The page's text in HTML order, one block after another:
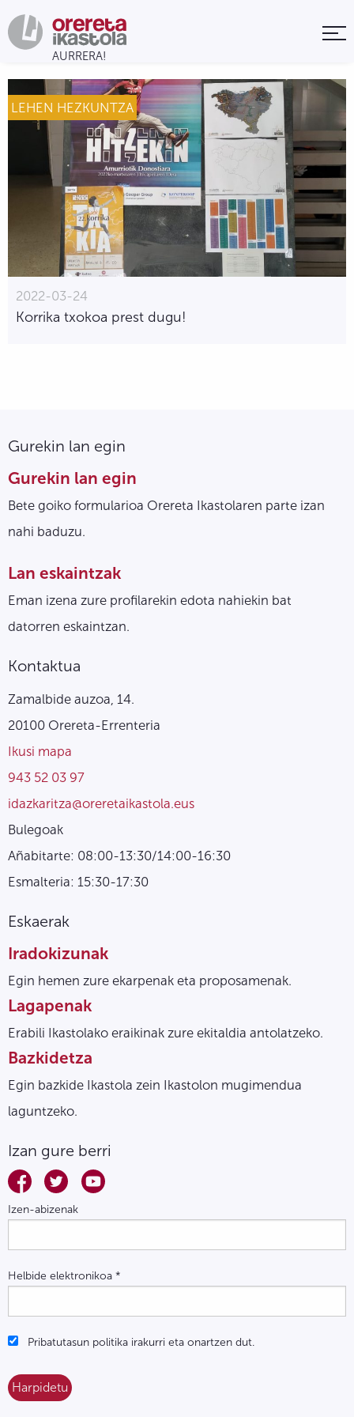
LEHEN HEZKUNTZA
2022-03-24
Korrika txokoa prest dugu!
Gurekin lan egin
Gurekin lan egin
Bete goiko formularioa Orereta Ikastolaren parte izan
nahi baduzu.
Lan eskaintzak
Eman izena zure profilarekin edota nahiekin bat
datorren eskaintzan.
Kontaktua
Zamalbide auzoa, 14.
20100 Orereta-Errenteria
Ikusi mapa
943 52 03 97
idazkaritza@oreretaikastola.eus
Bulegoak
Añabitarte: 08:00-13:30/14:00-16:30
Esmalteria: 15:30-17:30
Eskaerak
Iradokizunak
Egin hemen zure ekarpenak eta proposamenak.
Lagapenak
Erabili Ikastolako eraikinak zure ekitaldia antolatzeko.
Bazkidetza
Egin bazkide Ikastola zein Ikastolon mugimendua
laguntzeko.
Izan gure berri
Izen-abizenak
Helbide elektronikoa *
Pribatutasun politika irakurri eta onartzen dut.